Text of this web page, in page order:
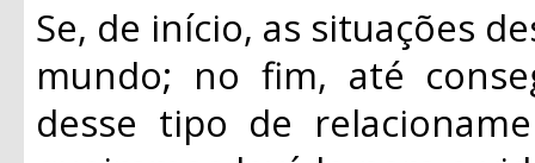
Se, de início, as situações
mundo; no fim, até
desse tipo de